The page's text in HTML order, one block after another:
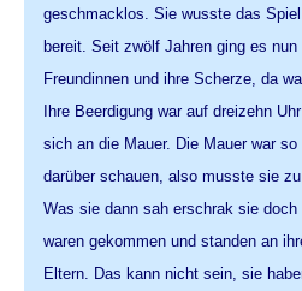
geschmacklos. Sie wusste das
bereit. Seit zwölf Jahren ging es
Freundinnen und ihre Scherze, da
Ihre Beerdigung war auf dreizehn
sich an die Mauer. Die Mauer war
darüber schauen, also musste sie
Was sie dann sah erschrak sie
waren gekommen und standen an
Eltern. Das kann nicht sein, sie